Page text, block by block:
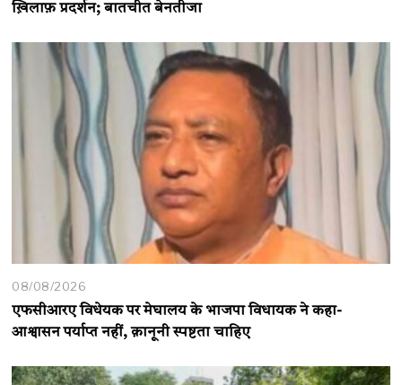
ख़िलाफ़ प्रदर्शन; बातचीत बेनतीजा
08/08/2026
एफसीआरए विधेयक पर मेघालय के भाजपा विधायक ने कहा-
आश्वासन पर्याप्त नहीं, क़ानूनी स्पष्टता चाहिए